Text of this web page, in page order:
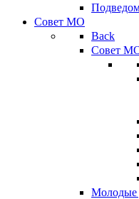
Совет МО
Back
Совет
Молодые